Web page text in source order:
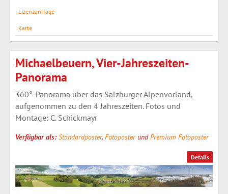
Lizenzanfrage
Karte
Details
Michaelbeuern, Vier-Jahreszeiten-
Panorama
360°-Panorama über das Salzburger Alpenvorland,
aufgenommen zu den 4 Jahreszeiten. Fotos und
Montage: C. Schickmayr
Verfügbar als:Standardposter, FotoposterundPremium Fotoposter